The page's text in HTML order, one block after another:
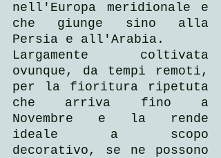
nell'Europa meridionale e
che giunge sino alla
Persia e all'Arabia.
Largamente coltivata
ovunque, da tempi remoti,
per la fioritura ripetuta
che arriva fino a
Novembre e la rende
ideale a scopo
decorativo, se ne possono